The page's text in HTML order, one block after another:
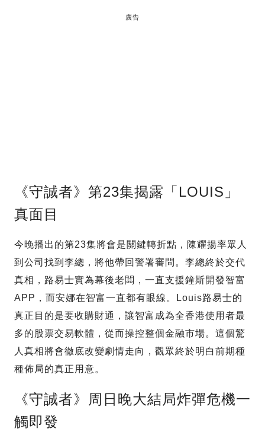
廣告
《守誠者》第23集揭露「LOUIS」
真面目
今晚播出的第23集將會是關鍵轉折點，陳耀揚率眾人
到公司找到李總，將他帶回警署審問。李總終於交代
真相，路易士實為幕後老闆，一直支援鐘斯開發智富
APP，而安娜在智富一直都有眼線。Louis路易士的
真正目的是要收購財通，讓智富成為全香港使用者最
多的股票交易軟體，從而操控整個金融市場。這個驚
人真相將會徹底改變劇情走向，觀眾終於明白前期種
種佈局的真正用意。
《守誠者》周日晚大結局炸彈危機一
觸即發